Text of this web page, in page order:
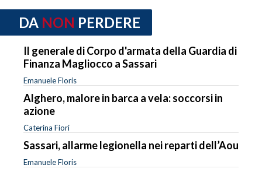
DA NON PERDERE
Il generale di Corpo d'armata della Guardia di
Finanza Magliocco a Sassari
Emanuele Floris
Alghero, malore in barca a vela: soccorsi in
azione
Caterina Fiori
Sassari, allarme legionella nei reparti dell’Aou
Emanuele Floris